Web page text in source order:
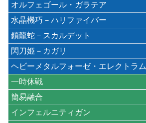
オルフェゴール・ガラテア
水晶機巧－ハリファイバー
鎖龍蛇－スカルデット
閃刀姫－カガリ
ヘビーメタルフォーゼ・エレクトラム
一時休戦
簡易融合
インフェルニティガン